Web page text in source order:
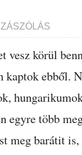
vesz körül
kaptok ebből.
egyre több
meg barátit